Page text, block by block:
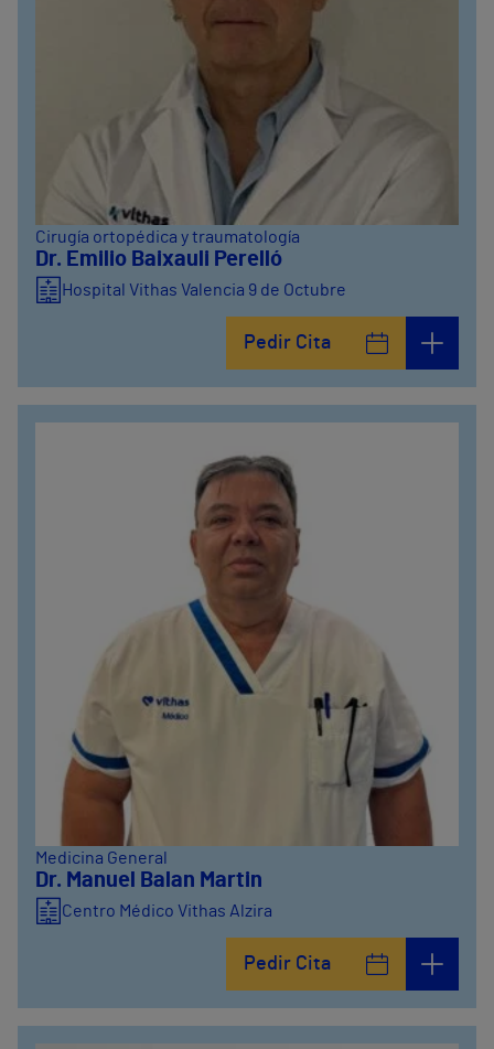
Cirugía ortopédica y traumatología
Dr. Emilio Baixauli Perelló
Hospital Vithas Valencia 9 de Octubre
Pedir Cita
Medicina General
Dr. Manuel Balan Martin
Centro Médico Vithas Alzira
Pedir Cita